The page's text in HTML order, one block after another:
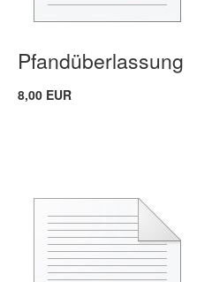
Pfandüberlassung
8,00 EUR